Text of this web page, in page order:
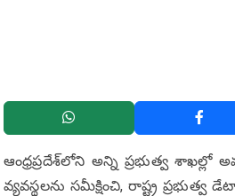
ఆంధ్రప్రదేశ్‌లోని అన్ని ప్రభుత్వ శాఖల్లో
వ్యవస్థలను సమీక్షించి, రాష్ట్ర